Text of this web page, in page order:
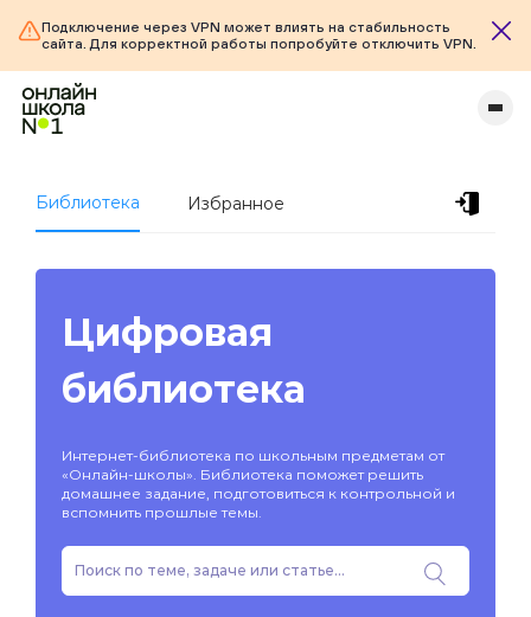
Подключение через VPN может влиять на стабильность
сайта. Для корректной работы попробуйте отключить VPN.
Библиотека Избранное
Цифровая
библиотека
Интернет-библиотека по школьным предметам от
«Онлайн-школы». Библиотека поможет решить
домашнее задание, подготовиться к контрольной и
вспомнить прошлые темы.